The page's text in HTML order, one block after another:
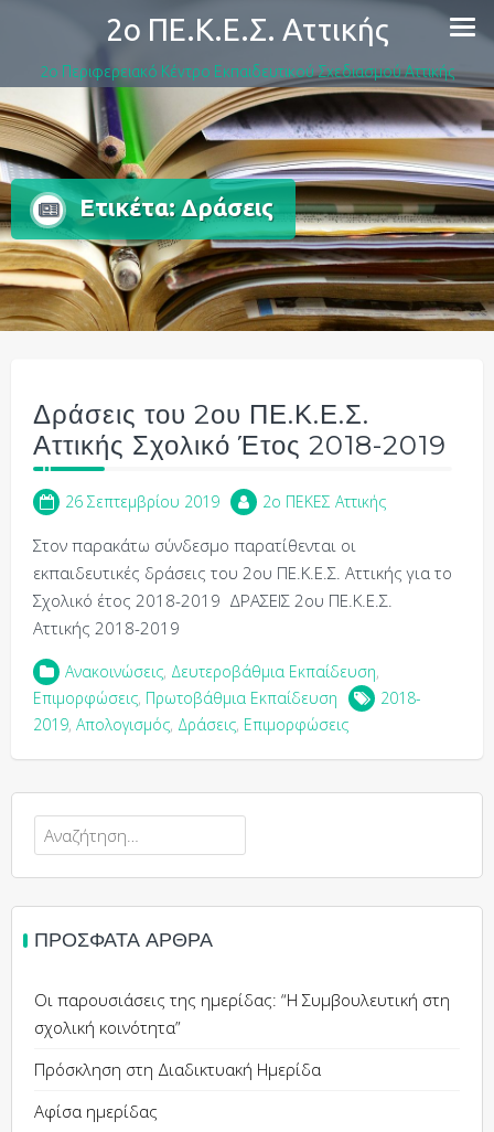
content
2ο ΠΕ.Κ.Ε.Σ. Αττικής
2ο Περιφερειακό Κέντρο Εκπαιδευτικού Σχεδιασμού Αττικής
Ετικέτα:Δράσεις
Δράσεις του 2ου ΠΕ.Κ.Ε.Σ.
Αττικής Σχολικό Έτος 2018-2019
26 Σεπτεμβρίου 2019 2o ΠΕΚΕΣ Αττικής
Στον παρακάτω σύνδεσμο παρατίθενται οι
εκπαιδευτικές δράσεις του 2ου ΠΕ.Κ.Ε.Σ. Αττικής για το
Σχολικό έτος 2018-2019 ΔΡΑΣΕΙΣ 2ου ΠΕ.Κ.Ε.Σ.
Αττικής 2018-2019
Ανακοινώσεις, Δευτεροβάθμια Εκπαίδευση,
Επιμορφώσεις, Πρωτοβάθμια Εκπαίδευση
2018-
2019, Απολογισμός, Δράσεις, Επιμορφώσεις
Αναζήτηση
για:
ΠΡΌΣΦΑΤΑ ΆΡΘΡΑ
Οι παρουσιάσεις της ημερίδας: “Η Συμβουλευτική στη
σχολική κοινότητα”
Πρόσκληση στη Διαδικτυακή Ημερίδα
Αφίσα ημερίδας